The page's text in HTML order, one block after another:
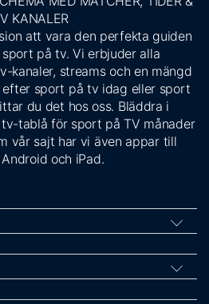
KANALER
att vara den perfekta guiden
på tv. Vi erbjuder alla
kanaler, streams och en mängd
efter sport på tv idag eller sport
du det hos oss. Bläddra i
tv-tablå för sport på TV månader
vår sajt har vi även appar till
Android och iPad.